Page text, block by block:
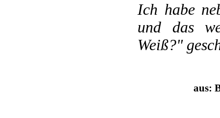
Ich habe
und das
Weiß?"
aus: